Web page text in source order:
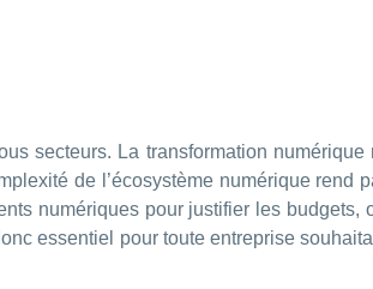
secteurs. La transformation numérique
de l’écosystème numérique rend
numériques pour justifier les budgets,
essentiel pour toute entreprise